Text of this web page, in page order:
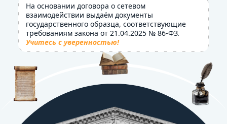
На основании договора о сетевом
взаимодействии выдаём документы
государственного образца, соответствующие
требованиям закона от 21.04.2025 № 86-ФЗ.
Учитесь с уверенностью!